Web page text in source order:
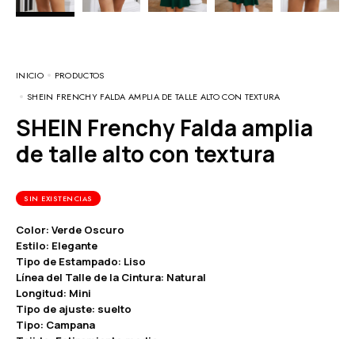
INICIO
PRODUCTOS
SHEIN FRENCHY FALDA AMPLIA DE TALLE ALTO CON TEXTURA
SHEIN Frenchy Falda amplia
de talle alto con textura
SIN EXISTENCIAS
Color: Verde Oscuro
Estilo: Elegante
Tipo de Estampado: Liso
Línea del Talle de la Cintura: Natural
Longitud: Mini
Tipo de ajuste: suelto
Tipo: Campana